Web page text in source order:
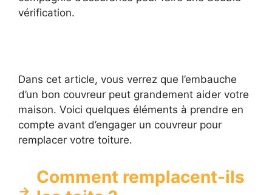
vérification.
Dans cet article, vous verrez que l’embauche
d’un bon couvreur peut grandement aider votre
maison. Voici quelques éléments à prendre en
compte avant d’engager un couvreur pour
remplacer votre toiture.
Comment remplacent-ils